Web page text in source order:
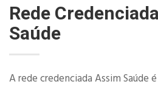
Rede
Saúde
A rede credenciada Assim Saúde